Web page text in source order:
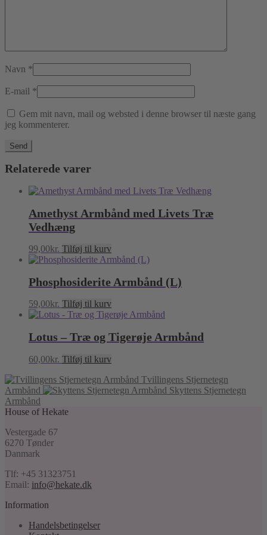
Navn *
E-mail *
Gem mit navn, mail og websted i denne browser til næste gang
jeg kommenterer.
Relaterede varer
Amethyst Armbånd med Livets Træ
Vedhæng
99,00kr. Tilføj til kurv
Phosphosiderite Armbånd (L)
59,00kr. Tilføj til kurv
Lotus – Træ og Tigerøje Armbånd
60,00kr. Tilføj til kurv
Tvillingens Stjernetegn
Armbånd
Skyttens Stjernetegn
Armbånd
House of Hekate
Vestergade 67
6270 Tønder
Danmark
Tlf: +45 31323751
Email: info@hekate.dk
Information
Handelsbetingelser